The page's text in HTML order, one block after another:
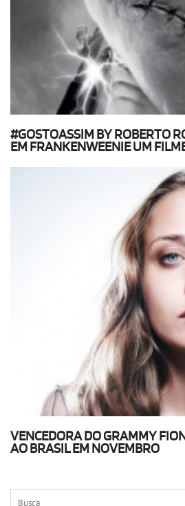
#GOSTOASSIM BY ROBERTO
EM FRANKENWEENIE UM
VENCEDORA DO GRAMMY
AO BRASIL EM NOVEMBRO